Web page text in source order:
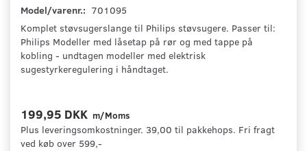
Model/varenr.: 701095
Komplet støvsugerslange til Philips støvsugere. Passer til:
Philips Modeller med låsetap på rør og med tappe på
kobling - undtagen modeller med elektrisk
sugestyrkeregulering i håndtaget.
199,95 DKK m/Moms
Plus leveringsomkostninger. 39,00 til pakkehops. Fri fragt
ved køb over 599,-